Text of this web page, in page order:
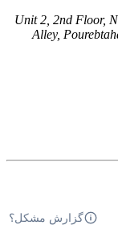
Unit 2, 2nd Floor,
Alley,
گزارش مشکل؟